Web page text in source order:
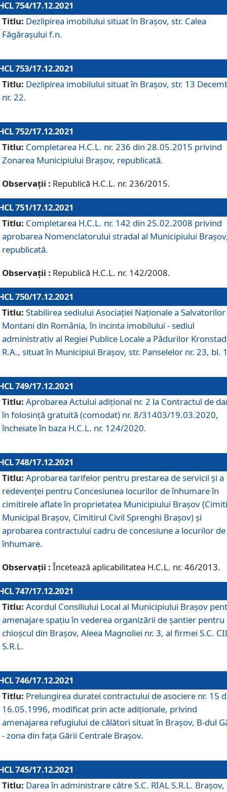
754/17.12.2021
Titlu: Dezlipirea imobilului situat în Brașov, str. Calea
Făgărașului f.n.
753/17.12.2021
Titlu: Dezlipirea imobilului situat în Brașov, str. 13
nr. 22.
752/17.12.2021
Titlu: Completarea H.C.L. nr. 236 din 28.05.2015 privind
Zonarea Municipiului Braşov, republicată.
Observații : Republică H.C.L. nr. 236/2015.
751/17.12.2021
Titlu: Completarea H.C.L. nr. 142 din 25.02.2008 privind
aprobarea Nomenclatorului stradal al Municipiului
republicată.
Observații : Republică H.C.L. nr. 142/2008.
750/17.12.2021
Titlu: Stabilirea sediului Asociației Naționale a Salvatorilor
Montani din România, în incinta imobilului - sediul
administrativ al Regiei Publice Locale a Pădurilor
R.A., situat în Municipiul Braşov, str. Panselelor nr. 23, bl.
749/17.12.2021
Titlu: Aprobarea Actului adițional nr. 2 la Contractul de
în folosință gratuită (comodat) nr. 8/31403/19.03.2020,
încheiate în baza H.C.L. nr. 124/2020.
748/17.12.2021
Titlu: Aprobarea tarifelor pentru prestarea de servicii şi a
redevenţei pentru Concesiunea locurilor de înhumare în
cimitirele aflate în proprietatea Municipiului Braşov
Municipal Braşov, Cimitirul Civil Sprenghi Braşov) şi
aprobarea contractului cadru de concesiune a locurilor de
înhumare.
Observații : Încetează aplicabilitatea H.C.L. nr. 46/2013.
747/17.12.2021
Titlu: Acordul Consiliului Local al Municipiului Braşov
amenajare spațiu în vederea organizării de șantier pentru
chioșcul din Brașov, Aleea Magnoliei nr. 3, al firmei S.C.
S.R.L.
746/17.12.2021
Titlu: Prelungirea duratei contractului de asociere nr. 15
16.05.1996, modificat prin acte adiționale, privind
amenajarea refugiului de călători situat în Brașov, B-dul
- zona din faţa Gării Centrale Brașov.
745/17.12.2021
Titlu: Darea în administrare către S.C. RIAL S.R.L. Brașov,